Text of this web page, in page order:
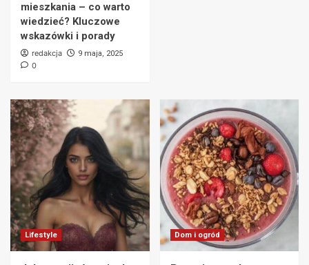
7
Lifestyle
Jak zrobić naturalny kosmetyk w domu – 10
mieszkania – co warto
wiedzieć? Kluczowe
wskazówki i porady
redakcja 9 maja, 2025
0
Lifestyle Dom i ogród